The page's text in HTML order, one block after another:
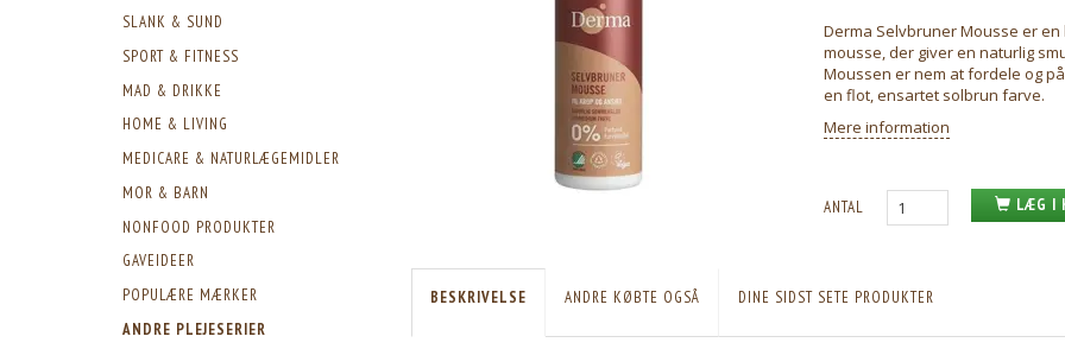
SLANK & SUND
SPORT & FITNESS
MAD & DRIKKE
HOME & LIVING
MEDICARE & NATURLÆGEMIDLER
MOR & BARN
NONFOOD PRODUKTER
GAVEIDEER
POPULÆRE MÆRKER
ANDRE PLEJESERIER
Derma Selvbruner Mousse er
mousse, der giver en naturlig
Moussen er nem at fordele og
en flot, ensartet solbrun farve.
Mere information
ANTAL LÆG I
BESKRIVELSE ANDRE KØBTE OGSÅ DINE SIDST SETE PRODUKTER